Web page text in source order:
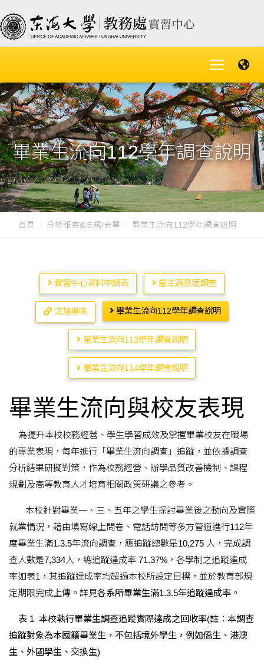
畢業生流向112學年調查說明
首頁 分析報告&法規/表單 畢業生流向112學年調查說明
實習中心資料申請表 雇主滿意度調查
法規專區 畢業生流向112學年調查說明
畢業生流向113學年調查說明
畢業生流向114學年調查說明
畢業生流向與校友表現
為提升本校校務經營、學生學習成效及掌握畢業校友在職場
的專業表現，每年進行「畢業生流向調查」追蹤，並依據調查
分析結果研擬對策，作為校務經營、辦學品質改善機制、課程
規劃及高等教育人才培育相關政策研議之參考。
本校針對畢業一、三、五年之學生探討畢業後之動向及實際
就業情況，藉由填寫線上問卷、電話訪問等多方管道進行112年
度畢業生滿1.3.5年流向調查，應追蹤總數是10,275 人，完成調
查人數是7,334人，總追蹤達成率 71.37%，各學制之追蹤達成
率如表1，其追蹤達成率均超過本校所設定目標，並於教育部規
定期限完成上傳。詳見各系所畢業生滿1.3.5年追蹤達成率 。
表 1 本校執行畢業生調查追蹤實際達成之回收率(註：本調查
追蹤對象為本國籍畢業生，不包括境外學生，例如僑生、港澳
生、外國學生、交換生)